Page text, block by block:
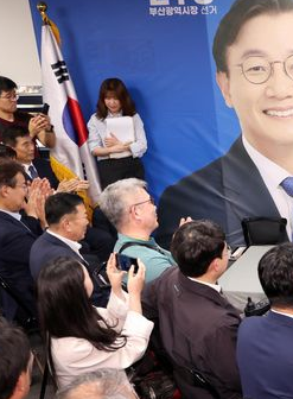
…0.26% 오른 801.67 마감
인트(4.58%) 내린 6296.38 마감
내린 1423.8원 마감
, 스페이스X 로켓 달 충돌 흔적 포착
패…LAFC는 승부차기 끝 과달라하라 격파
상청 "태풍 지나며 폭염 잠시 꺾인다"
' 축구협회…11시간 걸린 초유의 압수수
조 출발…나스닥 0.3%↓, 다우 0.14%↑
판 성 접대 파문에 "현재는 내부 지침 준
위' 결론냈던 스포츠윤리센터도 압수수색
단거리탄도미사일…감시·경계태세 강화"
발사체는 탄도미사일 가능성